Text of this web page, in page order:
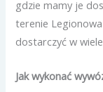
gdzie mamy je
terenie
dostarczyć w
Jak wykonać